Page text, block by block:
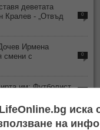
деветата
Кралев - „Отвъд
0
Ирмена
смени с
0
им: Футболист
Ивайла
0
LifeOnline.bg иска
на